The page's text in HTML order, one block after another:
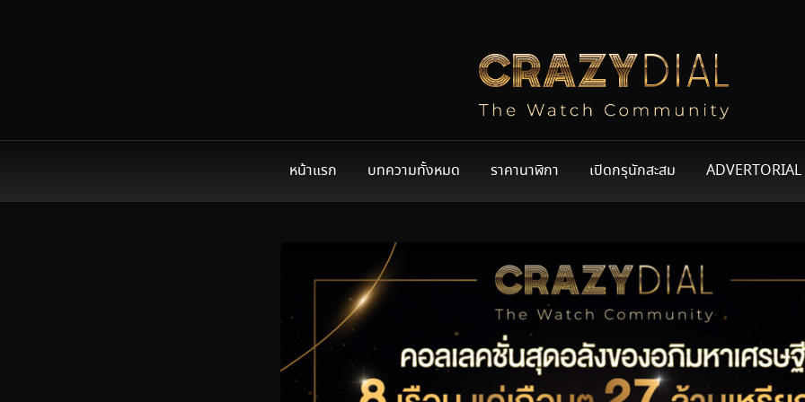
หน้าแรก บทความทั้งหมด ราคานาฬิกา เปิดกรุนักสะสม ADVERTORIAL